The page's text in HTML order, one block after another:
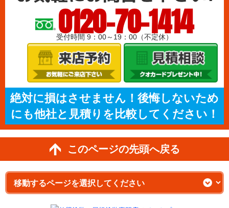
0120-70-1414
受付時間 9：00～19：00（不定休）
絶対に損はさせません！後悔しないため
にも他社と見積りを比較してください！
このページの先頭へ戻る